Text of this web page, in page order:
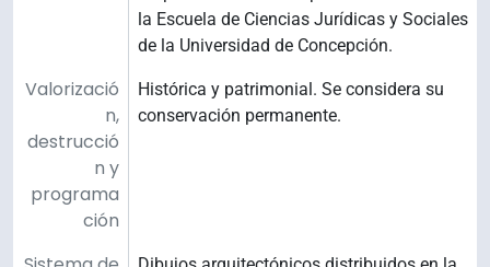
la Escuela de Ciencias Jurídicas y Sociales
de la Universidad de Concepción.
Valorizació
n,
destrucció
n y
programa
ción
Histórica y patrimonial. Se considera su
conservación permanente.